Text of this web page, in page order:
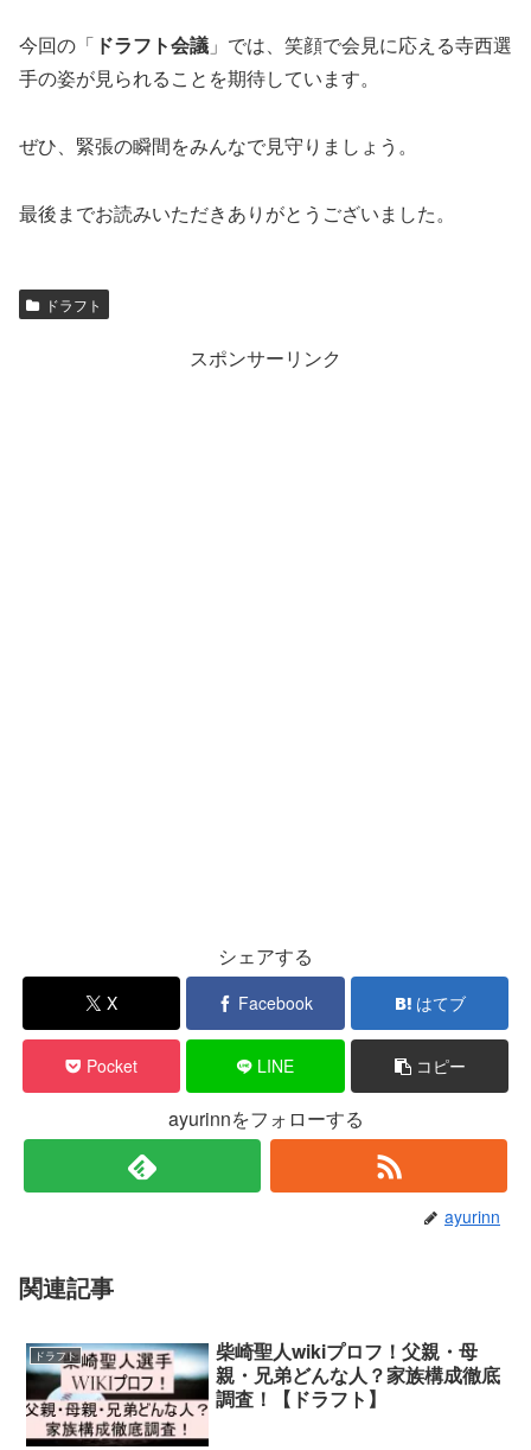
今回の「 ドラフト会議 」では、笑顔で会見に応える寺西選
手の姿が見られることを期待しています。
ぜひ、緊張の瞬間をみんなで見守りましょう。
最後までお読みいただきありがとうございました。
ドラフト
スポンサーリンク
シェアする
X Facebook はてブ
Pocket LINE コピー
ayurinnをフォローする
ayurinn
関連記事
ドラフト
柴崎聖人wikiプロフ！父親・母
親・兄弟どんな人？家族構成徹底
調査！【ドラフト】